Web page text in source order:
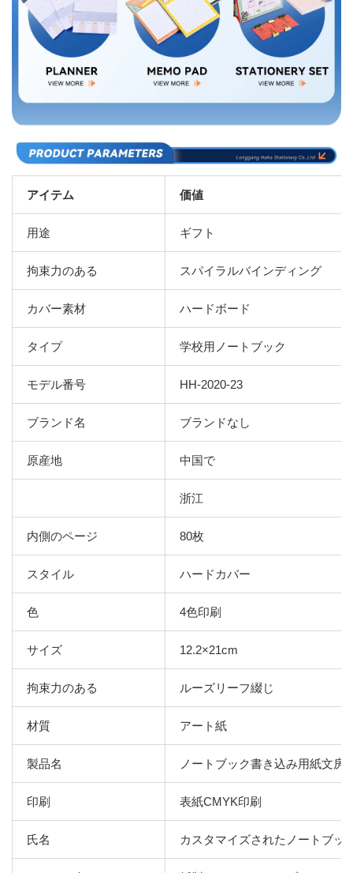
アイテム 価値
用途 ギフト
拘束力のある スパイラルバインディング
カバー素材 ハードボード
タイプ 学校用ノートブック
モデル番号 HH-2020-23
ブランド名 ブランドなし
原産地 中国で
浙江
内側のページ 80枚
スタイル ハードカバー
色 4色印刷
サイズ 12.2×21cm
拘束力のある ルーズリーフ綴じ
材質 アート紙
製品名 ノートブック書き込み用紙文房
印刷 表紙CMYK印刷
氏名 カスタマイズされたノートブッ